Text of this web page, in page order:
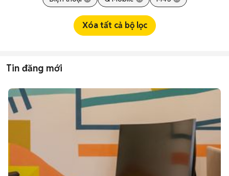
Xóa tất cả bộ lọc
Tin đăng mới